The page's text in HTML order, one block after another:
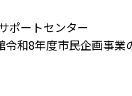
ポートセンター
和8年度市民企画事業